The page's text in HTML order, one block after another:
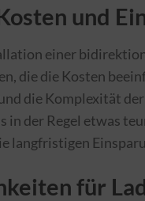
und
einer
die die Kosten
die Komplexität
in der Regel etwas
langfristigen
für